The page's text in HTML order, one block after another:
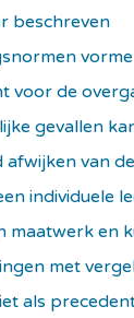
beschreven
voor de
gevallen
afwijken van
individuele
maatwerk en
met
als